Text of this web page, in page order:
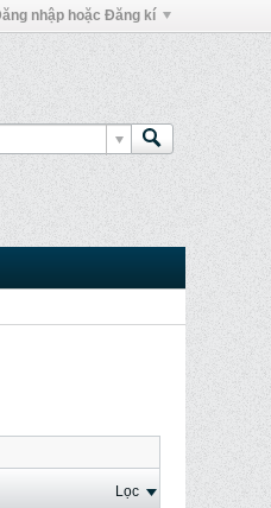
nhập hoặc Đăng kí
Lọc